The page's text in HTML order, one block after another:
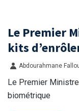
Le Premier
kits
Abdourahmane
Le Premier
biométrique